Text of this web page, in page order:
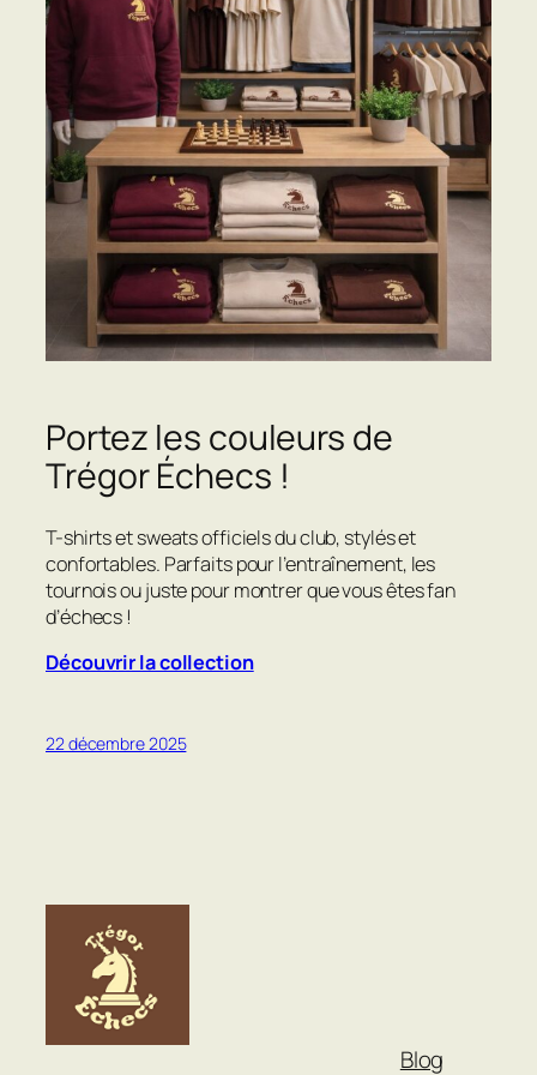
Portez les couleurs de
Trégor Échecs !
T-shirts et sweats officiels du club, stylés et
confortables. Parfaits pour l’entraînement, les
tournois ou juste pour montrer que vous êtes fan
d’échecs !
Découvrir la collection
22 décembre 2025
Blog